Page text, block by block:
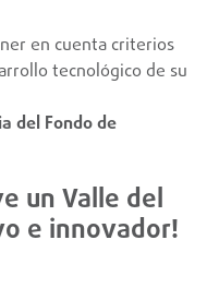
en cuenta criterios
tecnológico de su
del Fondo de
un Valle del
e innovador!